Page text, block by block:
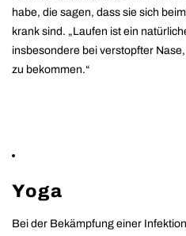
habe, die sagen, dass sie sich
krank sind. „Laufen ist ein
insbesondere bei verstopfter
zu bekommen.“
Yoga
Bei der Bekämpfung einer